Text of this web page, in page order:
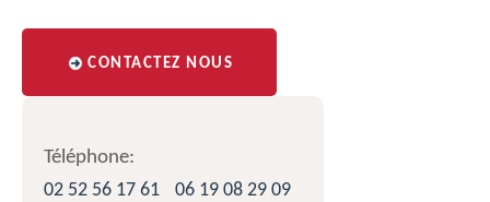
CONTACTEZ NOUS
Téléphone:
02 52 56 17 61
06 19 08 29 09